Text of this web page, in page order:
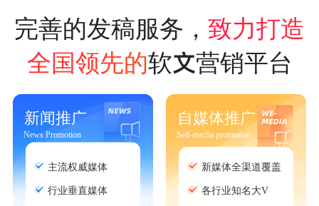
完善的发稿服务， 致力打造
全国领先的软文营销平台
新闻推广
News Promotion
主流权威媒体
行业垂直媒体
自媒体推广
Self-media promotion
新媒体全渠道覆盖
各行业知名大V